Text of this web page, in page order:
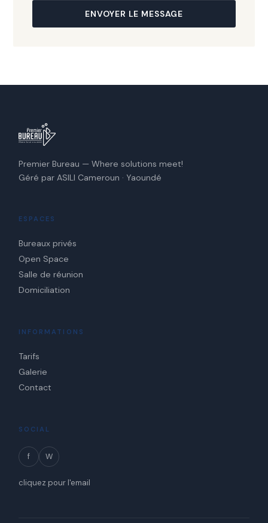
ENVOYER LE MESSAGE
Premier Bureau — Where solutions meet!
Géré par ASILI Cameroun · Yaoundé
ESPACES
Bureaux privés
Open Space
Salle de réunion
Domiciliation
INFORMATIONS
Tarifs
Galerie
Contact
SOCIAL
f W
cliquez pour l'email